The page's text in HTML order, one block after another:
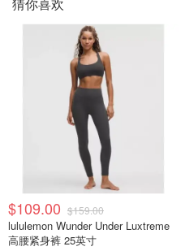
$109.00 $159.00
lululemon Wunder Under Luxtreme
高腰紧身裤 25英寸